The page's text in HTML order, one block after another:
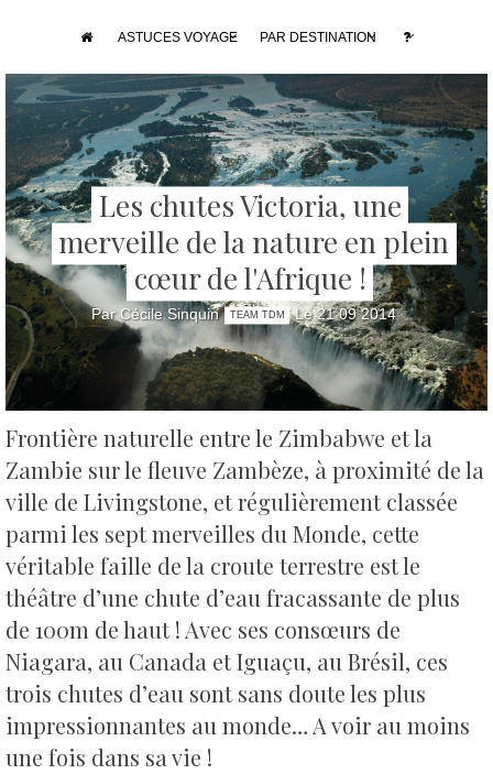
ASTUCES VOYAGE PAR DESTINATION
Les chutes Victoria, une
merveille de la nature en plein
cœur de l'Afrique !
Par Cécile Sinquin TEAM TDM Le 21 09 2014
Frontière naturelle entre le Zimbabwe et la
Zambie sur le fleuve Zambèze, à proximité de la
ville de Livingstone, et régulièrement classée
parmi les sept merveilles du Monde, cette
véritable faille de la croute terrestre est le
théâtre d’une chute d’eau fracassante de plus
de 100m de haut !Avec ses consœurs de
Niagara, au Canada et Iguaçu, au Brésil, ces
trois chutes d’eau sont sans doute les plus
impressionnantes au monde… A voir au moins
une fois dans sa vie !